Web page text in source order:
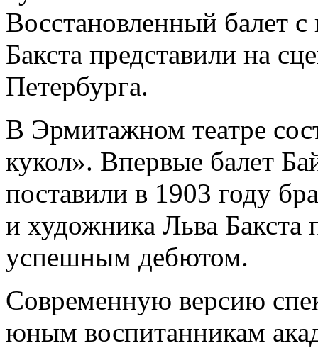
Восстановленный балет
Бакста представили на
Петербурга.
В Эрмитажном театре
кукол». Впервые балет
поставили в 1903 году
и художника Льва Бакста
успешным дебютом.
Современную версию
юным воспитанникам